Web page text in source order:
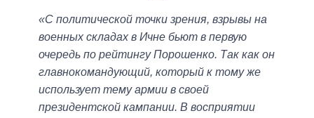
«С политической точки зрения, взрывы на
военных складах в Ичне бьют в первую
очередь по рейтингу Порошенко. Так как он
главнокомандующий, который к тому же
использует тему армии в своей
президентской кампании. В восприятии